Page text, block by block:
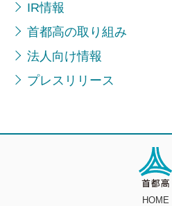
IR情報
首都高の取り組み
法人向け情報
プレスリリース
HOME